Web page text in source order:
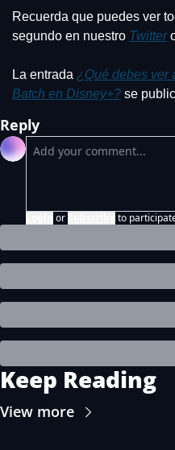
Recuerda que puedes ver
segundo en nuestro Twitter
La entrada ¿Qué debes ver
Batch en Disney+? se
Reply
or to
Keep Reading
View more